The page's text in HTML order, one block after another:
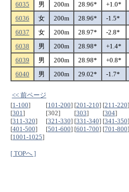
6035
男 200m 28.96*
+1.0*
6036
女 200m 28.96*
-1.5*
6037
女 200m 28.97*
-2.8*
6038
男 200m 28.98*
+1.4*
6039
男 200m 28.98*
+0.8*
6040
男 200m 29.02* -1.7*
<< 前ページ
[1-100] [101-200] [201-210] [211-220
[301] [302] [303] [304]
[311-320] [321-330] [331-340] [341-350
[401-500] [501-600] [601-700] [701-800
[1001-1025]
[ TOPへ ]